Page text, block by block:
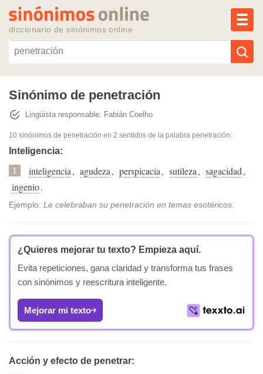
diccionario de sinónimos online
Reescribir texto con IA
Sinónimos populares
Temas recientes
Sinónimo de penetración
Lingüista responsable: Fabián Coelho
10 sinónimos de penetración en 2 sentidos de la palabra penetración:
Inteligencia:
1 inteligencia, agudeza, perspicacia, sutileza, sagacidad,
ingenio.
Ejemplo: Le celebraban su penetración en temas esotéricos.
¿Quieres mejorar tu texto? Empieza aquí.
Evita repeticiones, gana claridad y transforma tus frases
con sinónimos y reescritura inteligente.
Mejorar mi texto
Acción y efecto de penetrar: